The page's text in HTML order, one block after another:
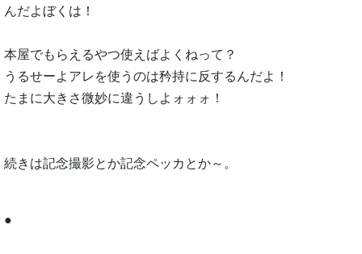
んだよぼくは！
本屋でもらえるやつ使えばよくねって？
うるせーよアレを使うのは矜持に反するんだよ！
たまに大きさ微妙に違うしよォォォ！
続きは記念撮影とか記念ペッカとか～。
●